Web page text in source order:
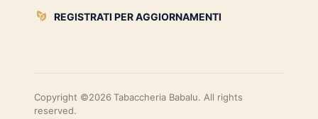
REGISTRATI PER AGGIORNAMENTI
Copyright ©2026 Tabaccheria Babalu. All rights
reserved.